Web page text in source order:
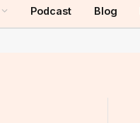
Podcast Blog